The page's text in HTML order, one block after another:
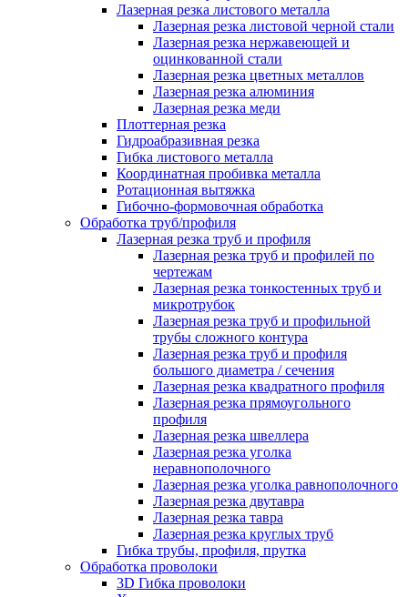
Лазерная резка листового металла
Лазерная резка листовой черной стали
Лазерная резка нержавеющей и
оцинкованной стали
Лазерная резка цветных металлов
Лазерная резка алюминия
Лазерная резка меди
Плоттерная резка
Гидроабразивная резка
Гибка листового металла
Координатная пробивка металла
Ротационная вытяжка
Гибочно-формовочная обработка
Обработка труб/профиля
Лазерная резка труб и профиля
Лазерная резка труб и профилей по
чертежам
Лазерная резка тонкостенных труб и
микротрубок
Лазерная резка труб и профильной
трубы сложного контура
Лазерная резка труб и профиля
большого диаметра / сечения
Лазерная резка квадратного профиля
Лазерная резка прямоугольного
профиля
Лазерная резка швеллера
Лазерная резка уголка
неравнополочного
Лазерная резка уголка равнополочного
Лазерная резка двутавра
Лазерная резка тавра
Лазерная резка круглых труб
Гибка трубы, профиля, прутка
Обработка проволоки
3D Гибка проволоки